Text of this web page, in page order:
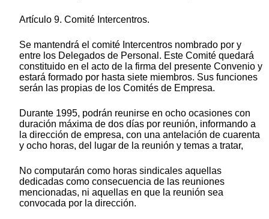
Artículo 9. Comité Intercentros.
Se mantendrá el comité Intercentros nombrado por y
entre los Delegados de Personal. Este Comité quedará
constituido en el acto de la firma del presente Convenio y
estará formado por hasta siete miembros. Sus funciones
serán las propias de los Comités de Empresa.
Durante 1995, podrán reunirse en ocho ocasiones con
duración máxima de dos días por reunión, informando a
la dirección de empresa, con una antelación de cuarenta
y ocho horas, del lugar de la reunión y temas a tratar,
No computarán como horas sindicales aquellas
dedicadas como consecuencia de las reuniones
mencionadas, ni aquellas en que la reunión sea
convocada por la dirección.